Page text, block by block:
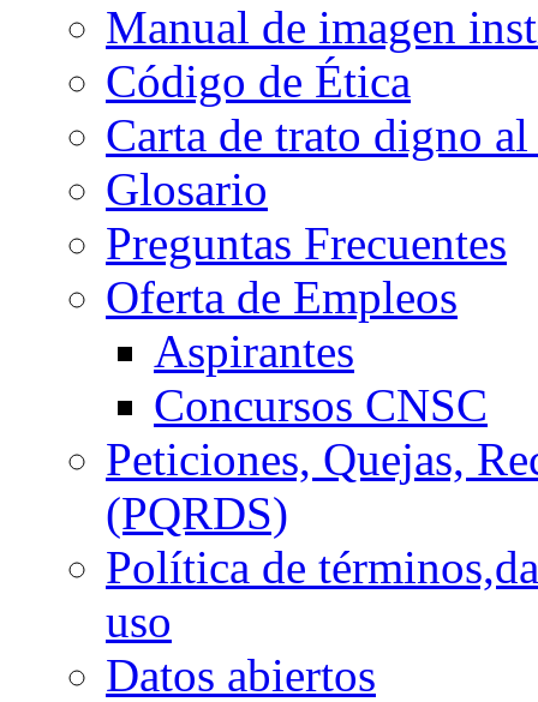
Manual de imagen
Código de Ética
Carta de trato digno
Glosario
Preguntas Frecuentes
Oferta de Empleos
Aspirantes
Concursos CNSC
Peticiones, Quejas,
(PQRDS)
Política de
uso
Datos abiertos